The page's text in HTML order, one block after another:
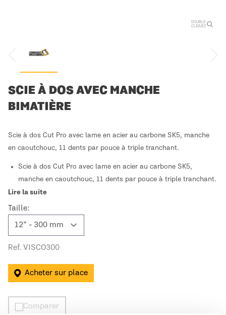
DOUBLE-
CLIQUEZ
SCIE À DOS AVEC MANCHE
BIMATIÈRE
Scie à dos Cut Pro avec lame en acier au carbone SK5, manche
en caoutchouc, 11 dents par pouce à triple tranchant.
Scie à dos Cut Pro avec lame en acier au carbone SK5,
manche en caoutchouc, 11 dents par pouce à triple tranchant.
Lire la suite
Taille:
Ref. VISCO300
Acheter sur place
Comparer